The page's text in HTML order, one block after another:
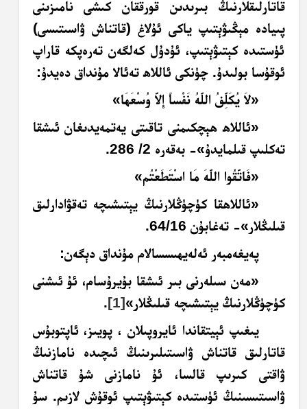
قاتارلىقلارنىڭ بىرىدىن قورققان كىشى نامىزىنى
پىيادە مېڭىۋېتىپ ياكى ئۇلاغ (قاتناش ۋاسىتىسى)
ئۈستىدە كېتىۋېتىپ، ئۇدۇل كەلگەن تەرەپكە قاراپ
ئوقۇسا بولىدۇ. چۈنكى ئاللاھ تەئالا مۇنداق دەيدۇ:
«لاَ يُكَلِّفُ اللّهُ نَفْساً إِلاَّ وُسْعَهَا»
«ئاللاھ ھېچكىمنى تاقىتى يەتمەيدىغان ئىشقا
تەكلىپ قىلمايدۇ»- بەقەرە 2/ 286.
«فَاتَّقُوا اللَّهَ مَا اسْتَطَعْتُم»
«ئاللاھقا كۈچۈڭلارنىڭ يېتىشىچە تەقۋادارلىق
قىلىڭلار»- تەغابۇن 64/16.
پەيغەمبەر ئەلەيھىسسالام مۇنداق دېگەن:
«مەن سىلەرنى بىر ئىشقا بۇيرۇسام، ئۇ ئىشنى
كۈچۈڭلارنىڭ يېتىشىچە قىلىڭلار»[1]
.
يىغىپ ئېيتقاندا ئايروپىلان ، پويىز، ئاپتوبۇس
قاتارلىق قاتناش ۋاسىتىلىرىنىڭ ئىچىدە نامازنىڭ
ۋاقتى كىرىپ قالسا، ئۇ نامازنى شۇ قاتناش
ۋاسىتىسىنىڭ ئۈستىدە كېتىۋېتىپ ئوقۇش لازىم. سۇ